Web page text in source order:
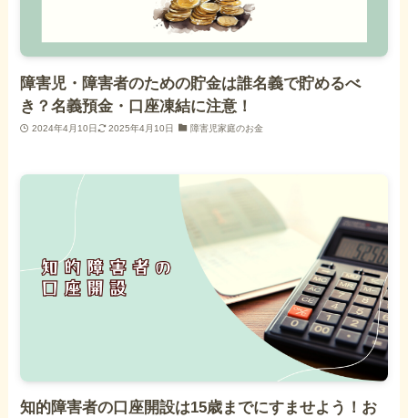
障害児・障害者のための貯金は誰名義で貯めるべ
き？名義預金・口座凍結に注意！
2024年4月10日 2025年4月10日 障害児家庭のお金
知的障害者の口座開設は15歳までにすませよう！お